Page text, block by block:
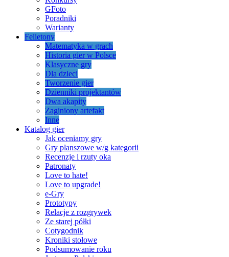
GFoto
Poradniki
Warianty
Felietony
Matematyka w grach
Historia gier w Polsce
Klasyczne gry
Dla dzieci
Tworzenie gier
Dzienniki projektantów
Dwa akapity
Zaginiony artefakt
Inne
Katalog gier
Jak oceniamy gry
Gry planszowe w/g kategorii
Recenzje i rzuty oka
Patronaty
Love to hate!
Love to upgrade!
e-Gry
Prototypy
Relacje z rozgrywek
Ze starej półki
Cotygodnik
Kroniki stołowe
Podsumowanie roku